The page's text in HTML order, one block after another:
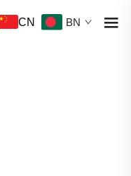
CN BN